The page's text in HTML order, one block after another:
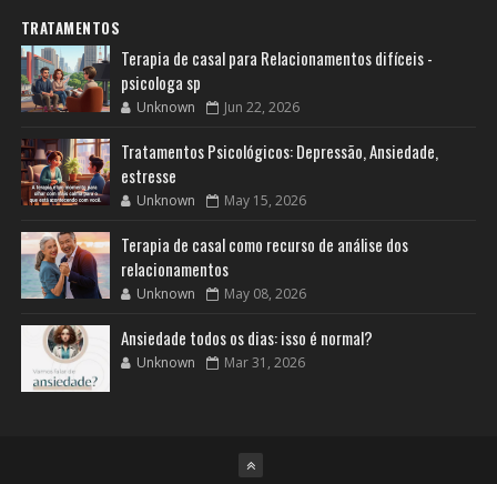
TRATAMENTOS
Terapia de casal para Relacionamentos difíceis -
psicologa sp
Unknown Jun 22, 2026
Tratamentos Psicológicos: Depressão, Ansiedade,
estresse
Unknown May 15, 2026
Terapia de casal como recurso de análise dos
relacionamentos
Unknown May 08, 2026
Ansiedade todos os dias: isso é normal?
Unknown Mar 31, 2026